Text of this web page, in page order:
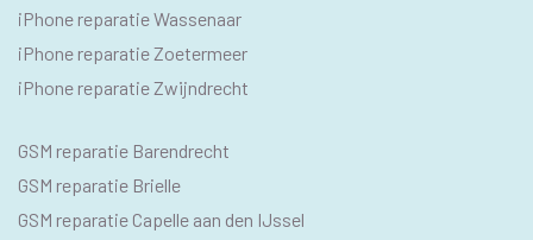
iPhone reparatie Wassenaar
iPhone reparatie Zoetermeer
iPhone reparatie Zwijndrecht
SEO
GSM
GSM reparatie Barendrecht
GSM reparatie Brielle
GSM reparatie Capelle aan den IJssel